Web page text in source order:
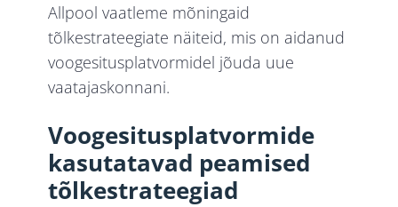
Allpool vaatleme mõningaid
tõlkestrateegiate näiteid, mis on aidanud
voogesitusplatvormidel jõuda uue
vaatajaskonnani.
Voogesitusplatvormide
kasutatavad peamised
tõlkestrateegiad